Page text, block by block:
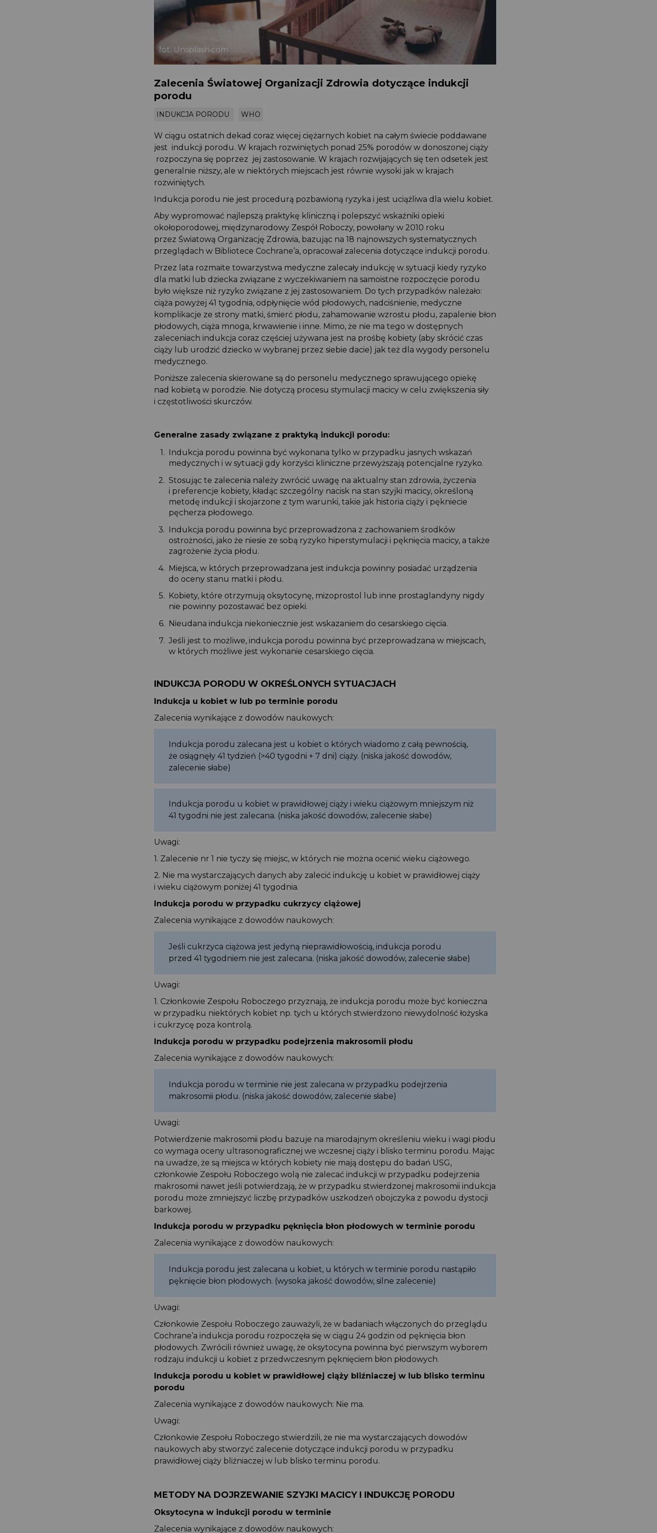
fot. Unsplash.com
Zalecenia Światowej Organizacji Zdrowia dotyczące indukcji
porodu
INDUKCJA PORODU WHO
W ciągu ostatnich dekad coraz więcej ciężarnych kobiet na całym świecie poddawane
jest indukcji porodu. W krajach rozwiniętych ponad 25% porodów w donoszonej ciąży
rozpoczyna się poprzez jej zastosowanie. W krajach rozwijających się ten odsetek jest
generalnie niższy, ale w niektórych miejscach jest równie wysoki jak w krajach
rozwiniętych.
Indukcja porodu nie jest procedurą pozbawioną ryzyka i jest uciążliwa dla wielu kobiet.
Aby wypromować najlepszą praktykę kliniczną i polepszyć wskaźniki opieki
okołoporodowej, międzynarodowy Zespół Roboczy, powołany w 2010 roku
przez Światową Organizację Zdrowia, bazując na 18 najnowszych systematycznych
przeglądach w Bibliotece Cochrane’a, opracował zalecenia dotyczące indukcji porodu.
Przez lata rozmaite towarzystwa medyczne zalecały indukcję w sytuacji kiedy ryzyko
dla matki lub dziecka związane z wyczekiwaniem na samoistne rozpoczęcie porodu
było większe niż ryzyko związane z jej zastosowaniem. Do tych przypadków należało:
ciąża powyżej 41 tygodnia, odpłynięcie wód płodowych, nadciśnienie, medyczne
komplikacje ze strony matki, śmierć płodu, zahamowanie wzrostu płodu, zapalenie błon
płodowych, ciąża mnoga, krwawienie i inne. Mimo, że nie ma tego w dostępnych
zaleceniach indukcja coraz częściej używana jest na prośbę kobiety (aby skrócić czas
ciąży lub urodzić dziecko w wybranej przez siebie dacie) jak też dla wygody personelu
medycznego.
Poniższe zalecenia skierowane są do personelu medycznego sprawującego opiekę
nad kobietą w porodzie. Nie dotyczą procesu stymulacji macicy w celu zwiększenia siły
i częstotliwości skurczów.
Generalne zasady związane z praktyką indukcji porodu:
Indukcja porodu powinna być wykonana tylko w przypadku jasnych wskazań
medycznych i w sytuacji gdy korzyści kliniczne przewyższają potencjalne ryzyko.
Stosując te zalecenia należy zwrócić uwagę na aktualny stan zdrowia, życzenia
i preferencje kobiety, kładąc szczególny nacisk na stan szyjki macicy, określoną
metodę indukcji i skojarzone z tym warunki, takie jak historia ciąży i pękniecie
pęcherza płodowego.
Indukcja porodu powinna być przeprowadzona z zachowaniem środków
ostrożności, jako że niesie ze sobą ryzyko hiperstymulacji i pęknięcia macicy, a także
zagrożenie życia płodu.
Miejsca, w których przeprowadzana jest indukcja powinny posiadać urządzenia
do oceny stanu matki i płodu.
Kobiety, które otrzymują oksytocynę, mizoprostol lub inne prostaglandyny nigdy
nie powinny pozostawać bez opieki.
Nieudana indukcja niekoniecznie jest wskazaniem do cesarskiego cięcia.
Jeśli jest to możliwe, indukcja porodu powinna być przeprowadzana w miejscach,
w których możliwe jest wykonanie cesarskiego cięcia.
INDUKCJA PORODU W OKREŚLONYCH SYTUACJACH
Indukcja u kobiet w lub po terminie porodu
Zalecenia wynikające z dowodów naukowych:
Indukcja porodu zalecana jest u kobiet o których wiadomo z całą pewnością,
że osiągnęły 41 tydzień (>40 tygodni + 7 dni) ciąży. (niska jakość dowodów,
zalecenie słabe)
Indukcja porodu u kobiet w prawidłowej ciąży i wieku ciążowym mniejszym niż
41 tygodni nie jest zalecana. (niska jakość dowodów, zalecenie słabe)
Uwagi:
1. Zalecenie nr 1 nie tyczy się miejsc, w których nie można ocenić wieku ciążowego.
2. Nie ma wystarczających danych aby zalecić indukcję u kobiet w prawidłowej ciąży
i wieku ciążowym poniżej 41 tygodnia.
Indukcja porodu w przypadku cukrzycy ciążowej
Zalecenia wynikające z dowodów naukowych:
Jeśli cukrzyca ciążowa jest jedyną nieprawidłowością, indukcja porodu
przed 41 tygodniem nie jest zalecana. (niska jakość dowodów, zalecenie słabe)
Uwagi:
1. Członkowie Zespołu Roboczego przyznają, że indukcja porodu może być konieczna
w przypadku niektórych kobiet np. tych u których stwierdzono niewydolność łożyska
i cukrzycę poza kontrolą.
Indukcja porodu w przypadku podejrzenia makrosomii płodu
Zalecenia wynikające z dowodów naukowych:
Indukcja porodu w terminie nie jest zalecana w przypadku podejrzenia
makrosomii płodu. (niska jakość dowodów, zalecenie słabe)
Uwagi:
Potwierdzenie makrosomii płodu bazuje na miarodajnym określeniu wieku i wagi płodu
co wymaga oceny ultrasonograficznej we wczesnej ciąży i blisko terminu porodu. Mając
na uwadze, że są miejsca w których kobiety nie mają dostępu do badań USG,
członkowie Zespołu Roboczego wolą nie zalecać indukcji w przypadku podejrzenia
makrosomii nawet jeśli potwierdzają, że w przypadku stwierdzonej makrosomii indukcja
porodu może zmniejszyć liczbę przypadków uszkodzeń obojczyka z powodu dystocji
barkowej.
Indukcja porodu w przypadku pęknięcia błon płodowych w terminie porodu
Zalecenia wynikające z dowodów naukowych:
Indukcja porodu jest zalecana u kobiet, u których w terminie porodu nastąpiło
pęknięcie błon płodowych. (wysoka jakość dowodów, silne zalecenie)
Uwagi:
Członkowie Zespołu Roboczego zauważyli, że w badaniach włączonych do przeglądu
Cochrane’a indukcja porodu rozpoczęła się w ciągu 24 godzin od pęknięcia błon
płodowych. Zwrócili również uwagę, że oksytocyna powinna być pierwszym wyborem
rodzaju indukcji u kobiet z przedwczesnym pęknięciem błon płodowych.
Indukcja porodu u kobiet w prawidłowej ciąży bliźniaczej w lub blisko terminu
porodu
Zalecenia wynikające z dowodów naukowych: Nie ma.
Uwagi:
Członkowie Zespołu Roboczego stwierdzili, że nie ma wystarczających dowodów
naukowych aby stworzyć zalecenie dotyczące indukcji porodu w przypadku
prawidłowej ciąży bliźniaczej w lub blisko terminu porodu.
METODY NA DOJRZEWANIE SZYJKI MACICY I INDUKCJĘ PORODU
Oksytocyna w indukcji porodu w terminie
Zalecenia wynikające z dowodów naukowych: